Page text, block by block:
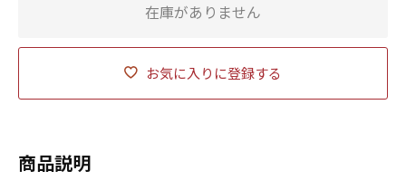
お気に入りに登録する
在庫がありません
商品説明